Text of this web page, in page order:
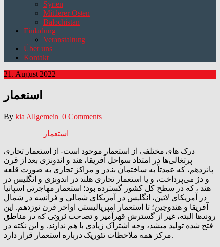
Syrien
Mittlerer Osten
Balochistan
Einladung
Veranstaltung
Über uns
Kontakt
21. August 2022
استعمار
By kia Allgemein 0 Comments
استعمار
درک های مختلفی از استعمار موجود است- از استعمار تجاری
پرتغالی‌ها در امتداد سواحل آفریقا، هند و اندونزی بعد از قرن
پانزدهم، که عمدتاً به ساختمان بنادر و مراکز تجاری به صورت قلعه
و دژ می‌پرداخت، و یا استعمار تجاری هلند در اندونزی و انگلیس در
هند ، که در سطح کل کشور گسترده بود؛ استعمار مهاجرتی اسپانیا
در آمریکای لاتین، انگلیس در آمریکای شمالی و فرانسه در شمال
آفریقا و هندوچین؛ تا استعمار امپریالیستی اواخر قرن نوزدهم. این
روندها البته، غیر از گسترش قهرآمیز و تصاحب ثروتی که در مناطق
فتح شده تولید میشد، وجه اشتراک زیادی با هم ندارند. و این نکته در
مرکز همه ملاحظات تئوریک درباره استعمار قرار دارد.